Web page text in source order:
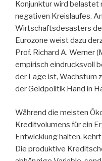
Konjunktur wird belastet
negativen Kreislaufes.
Wirtschaftsdesasters
Eurozone weist dazu
Prof. Richard A. Werner
empirisch eindrucksvoll
der Lage ist, Wachstum
der Geldpolitik Hand in
Während die meisten
Kreditvolumens für ein
Entwicklung halten,
Die produktive